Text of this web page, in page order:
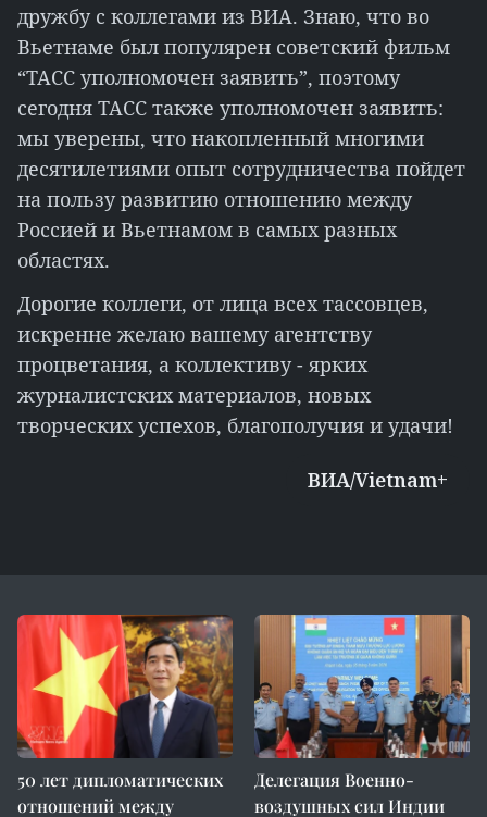
дружбу с коллегами из ВИА. Знаю, что во
Вьетнаме был популярен советский фильм
“ТАСС уполномочен заявить”, поэтому
сегодня ТАСС также уполномочен заявить:
мы уверены, что накопленный многими
десятилетиями опыт сотрудничества пойдет
на пользу развитию отношению между
Россией и Вьетнамом в самых разных
областях.
Дорогие коллеги, от лица всех тассовцев,
искренне желаю вашему агентству
процветания, а коллективу - ярких
журналистских материалов, новых
творческих успехов, благополучия и удачи!
ВИА/Vietnam+
50 лет дипломатических
отношений между
Делегация Военно-
воздушных сил Индии